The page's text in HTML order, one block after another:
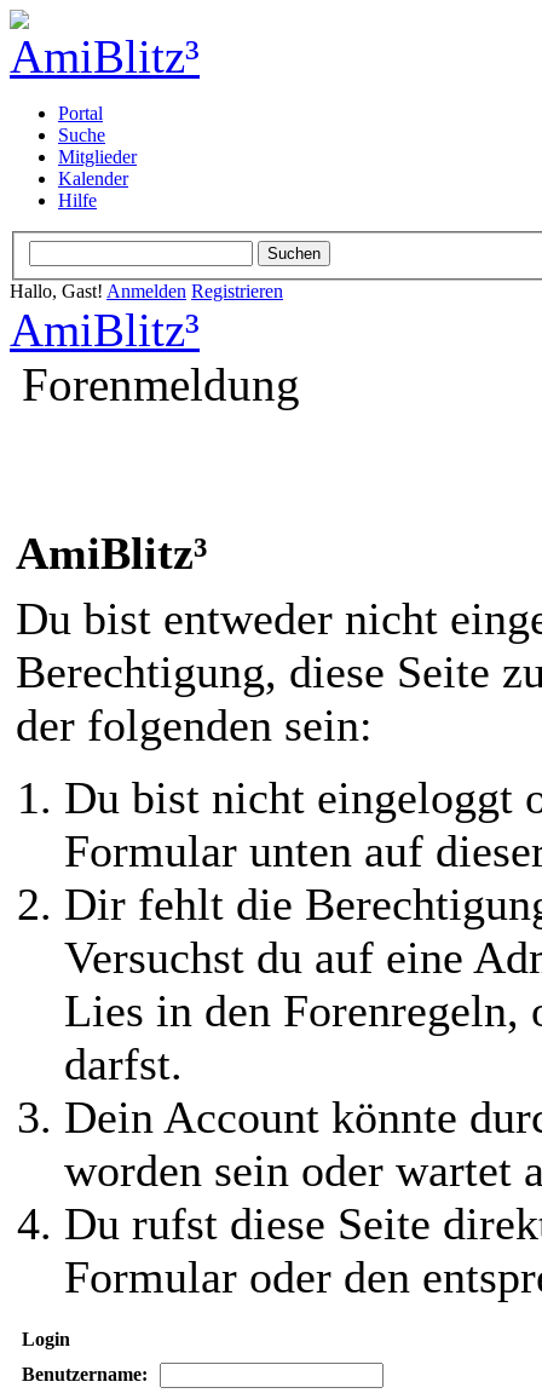
Portal
Suche
Mitglieder
Kalender
Hilfe
Hallo, Gast! Anmelden Registrieren
AmiBlitz³
Forenmeldung
AmiBlitz³
Du bist entweder nicht
Berechtigung, diese Seite
der folgenden sein:
Du bist nicht eingeloggt
Formular unten auf
Dir fehlt die
Versuchst du auf eine
Lies in den Forenregeln,
darfst.
Dein Account könnte
worden sein oder wartet
Du rufst diese Seite
Formular oder den
Login
Benutzername: